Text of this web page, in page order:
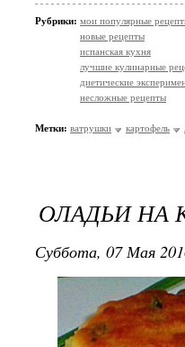
Рубрики: мои популярные
новые рецепты
испанская кухня
лучшие кулинарные
диетические
несложные рецепты
Метки: ватрушки картофель
ОЛАДЬИ НА
Суббота, 07 Мая